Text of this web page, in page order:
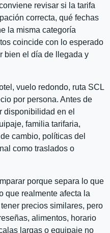
revisar si la tarifa
correcta, qué fechas
la misma categoría
coincide con lo esperado
bien el día de llegada y
vuelo redondo, ruta SCL
por persona. Antes de
disponibilidad en el
familia tarifaria,
cambio, políticas del
como traslados o
porque separa lo que
que realmente afecta la
precios similares, pero
alimentos, horario
largas o equipaje no